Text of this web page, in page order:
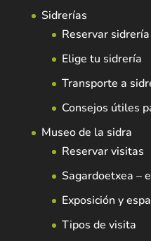
Sidrerías
Reservar sidrería
Elige tu sidrería
Transporte a
Consejos útiles
Museo de la sidra
Reservar visitas
Sagardoetxea –
Exposición y
Tipos de visita